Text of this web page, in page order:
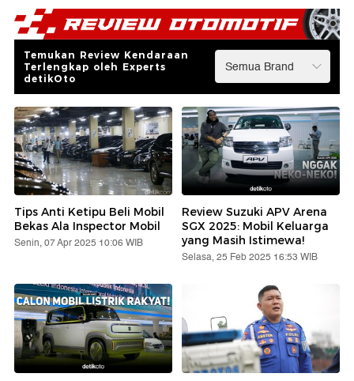
Temukan Review Kendaraan
Terlengkap oleh Experts
detikOto
Tips Anti Ketipu Beli Mobil
Bekas Ala Inspector Mobil
Senin, 07 Apr 2025 10:06 WIB
Review Suzuki APV Arena
SGX 2025: Mobil Keluarga
yang Masih Istimewa!
Selasa, 25 Feb 2025 16:53 WIB